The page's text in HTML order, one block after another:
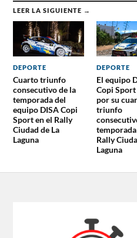
LEER LA SIGUIENTE →
DEPORTE
Cuarto triunfo
consecutivo de la
temporada del
equipo DISA Copi
Sport en el Rally
Ciudad de La
Laguna
DEPORTE
El equipo
Copi Sport
por su
triunfo
temporada
Rally
Laguna